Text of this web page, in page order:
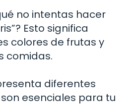
no intentas hacer
Esto significa
colores de frutas y
comidas.
diferentes
esenciales para tu